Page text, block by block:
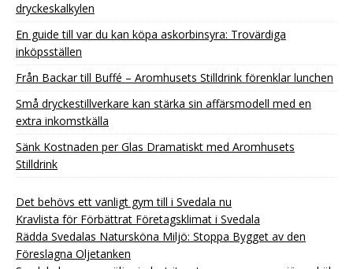
dryckeskalkylen
En guide till var du kan köpa askorbinsyra: Trovärdiga
inköpsställen
Från Backar till Buffé – Aromhusets Stilldrink förenklar lunchen
Små dryckestillverkare kan stärka sin affärsmodell med en
extra inkomstkälla
Sänk Kostnaden per Glas Dramatiskt med Aromhusets
Stilldrink
Det behövs ett vanligt gym till i Svedala nu
Kravlista för Förbättrat Företagsklimat i Svedala
Rädda Svedalas Natursköna Miljö: Stoppa Bygget av den
Föreslagna Oljetanken